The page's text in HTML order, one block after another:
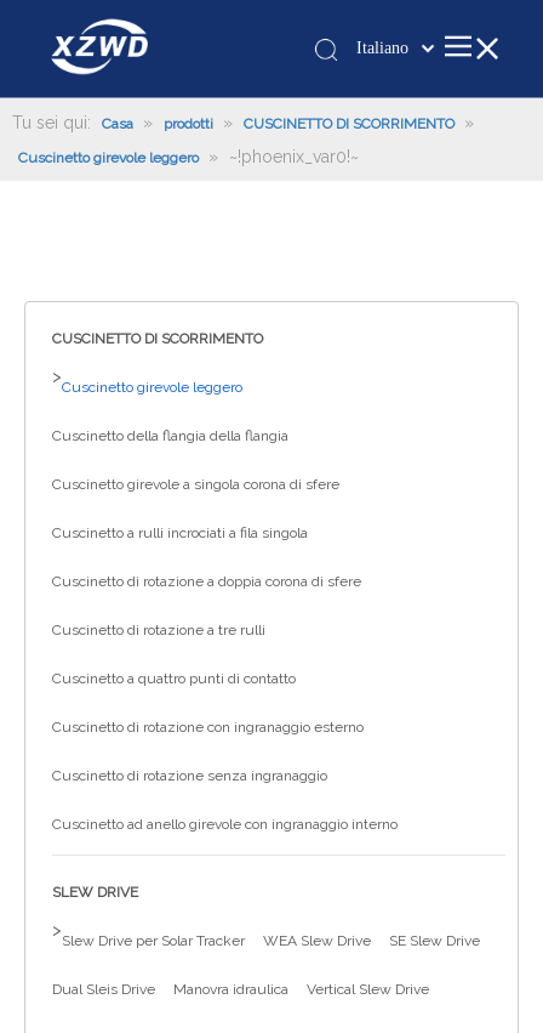
Italiano
românesc
Türk dili
Deutsch
Tu sei qui: Casa » prodotti » CUSCINETTO DI SCORRIMENTO »
Cuscinetto girevole leggero » ~!phoenix_var0!~
CUSCINETTO DI SCORRIMENTO
>
Cuscinetto girevole leggero
Cuscinetto della flangia della flangia
Cuscinetto girevole a singola corona di sfere
Cuscinetto a rulli incrociati a fila singola
Cuscinetto di rotazione a doppia corona di sfere
Cuscinetto di rotazione a tre rulli
Cuscinetto a quattro punti di contatto
Cuscinetto di rotazione con ingranaggio esterno
Cuscinetto di rotazione senza ingranaggio
Cuscinetto ad anello girevole con ingranaggio interno
SLEW DRIVE
>
Slew Drive per Solar Tracker WEA Slew Drive SE Slew Drive
Dual Sleis Drive Manovra idraulica Vertical Slew Drive